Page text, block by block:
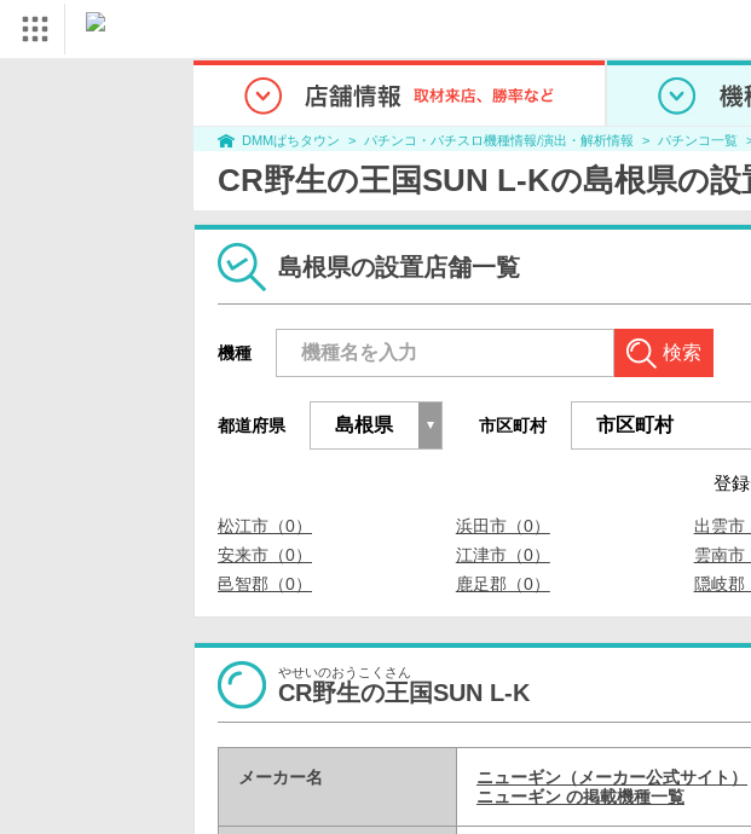
DMMぱちタウン パチンコ・パチスロ機種情報/演出・解析情報 パチンコ一覧
CR野生の王国SUN L-Kの島根県の設
島根県の設置店舗一覧
機種 検索
都道府県 市区町村
登
松江市（0） 浜田市（0） 出雲市
安来市（0）
江津市（0） 雲南市
邑智郡（0）
鹿足郡（0） 隠岐郡
やせいのおうこくさん
CR野生の王国SUN L-K
メーカー名
ニューギン（メーカー公式サイト）
ニューギン の掲載機種一覧